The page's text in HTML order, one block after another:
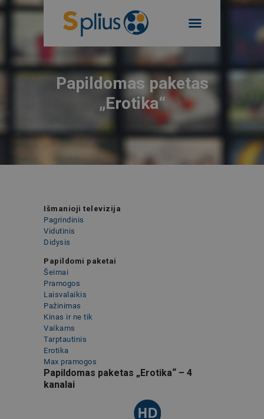
Papildomas paketas
„Erotika“
AKCIJOS
INTERNETAS
TELEVIZIJA
FIKSUOTAS RYŠYS
SAVITARNA
PRIVATIEMS
VERSLUI
TEL. NR. 19955
Išmanioji televizija
Pagrindinis
Vidutinis
Didysis
Papildomi paketai
Šeimai
Pramogos
Laisvalaikis
Pažinimas
Kinas ir ne tik
Vaikams
Tarptautinis
Erotika
Max pramogos
Papildomas paketas „Erotika“ – 4
kanalai